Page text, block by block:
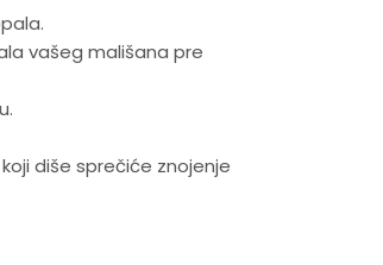
vašeg mališana pre
diše sprečiće znojenje